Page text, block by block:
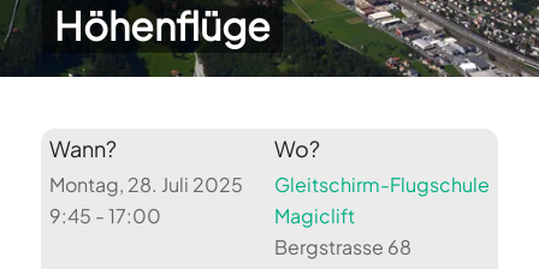
Höhenflüge
Wann?
Montag, 28. Juli 2025
9:45 - 17:00
Wo?
Gleitschirm-Flugschule
Magiclift
Bergstrasse 68